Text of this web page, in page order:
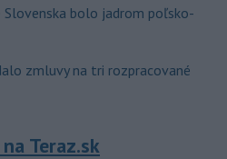
Slovenska bolo jadrom poľsko-
zmluvy na tri rozpracované
Teraz.sk